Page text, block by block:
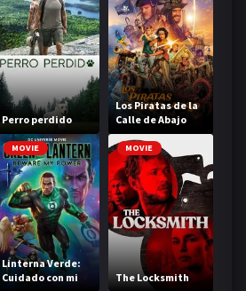
Perro perdido
Los Piratas de la
Calle de Abajo
MOVIE
Linterna Verde:
Cuidado con mi
MOVIE
The Locksmith